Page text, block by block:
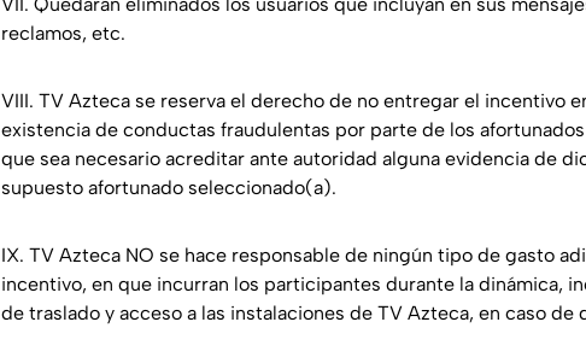
reclamos, etc.
VIII. TV Azteca se reserva el derecho de no entregar el incentivo
existencia de conductas fraudulentas por parte de los
que sea necesario acreditar ante autoridad alguna evidencia de
supuesto afortunado seleccionado(a).
IX. TV Azteca NO se hace responsable de ningún tipo de gasto
incentivo, en que incurran los participantes durante la dinámica,
de traslado y acceso a las instalaciones de TV Azteca, en caso de